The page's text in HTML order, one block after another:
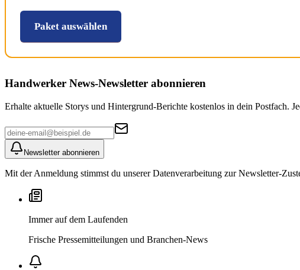
Paket auswählen
Handwerker News-Newsletter abonnieren
Erhalte aktuelle Storys und Hintergrund-Berichte kostenlos in dein Postfach.
Newsletter abonnieren
Mit der Anmeldung stimmst du unserer Datenverarbeitung zur Newsletter-
Immer auf dem Laufenden
Frische Pressemitteilungen und Branchen-News